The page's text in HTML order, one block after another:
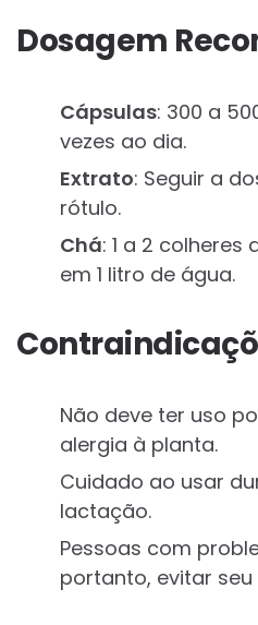
Dosagem
Cápsulas: 300 a
vezes ao dia.
Extrato: Seguir a
rótulo.
Chá: 1 a 2
em 1 litro de água.
Não deve ter uso
alergia à planta.
Cuidado ao usar
lactação.
Pessoas com
portanto, evitar seu